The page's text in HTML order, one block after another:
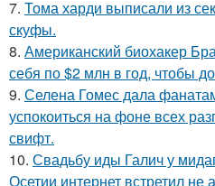
7. Тома харди выписали из
скуфы.
8. Американский биохакер
себя по $2 млн в год, чтобы
9. Селена Гомес дала
успокоиться на фоне всех
свифт.
10. Свадьбу иды Галич у
Осетии интернет встретил